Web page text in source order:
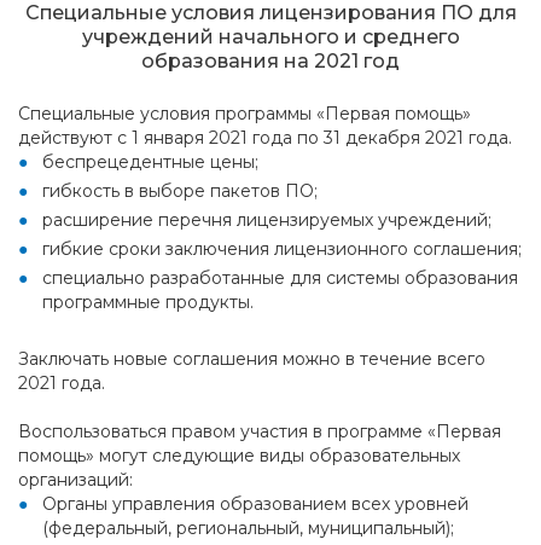
Специальные условия лицензирования ПО для
учреждений начального и среднего
образования на 2021 год
Специальные условия программы «Первая помощь»
действуют с 1 января 2021 года по 31 декабря 2021 года.
беспрецедентные цены;
гибкость в выборе пакетов ПО;
расширение перечня лицензируемых учреждений;
гибкие сроки заключения лицензионного соглашения;
специально разработанные для системы образования
программные продукты.
Заключать новые соглашения можно в течение всего
2021 года.
Воспользоваться правом участия в программе «Первая
помощь» могут следующие виды образовательных
организаций:
Органы управления образованием всех уровней
(федеральный, региональный, муниципальный);